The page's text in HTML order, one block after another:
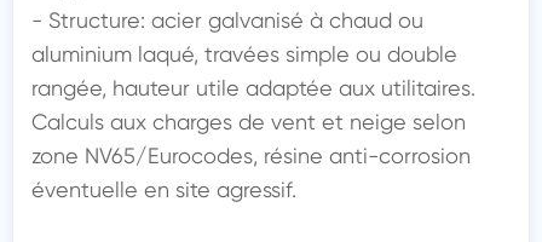
- Structure: acier galvanisé à chaud ou
aluminium laqué, travées simple ou double
rangée, hauteur utile adaptée aux utilitaires.
Calculs aux charges de vent et neige selon
zone NV65/Eurocodes, résine anti-corrosion
éventuelle en site agressif.